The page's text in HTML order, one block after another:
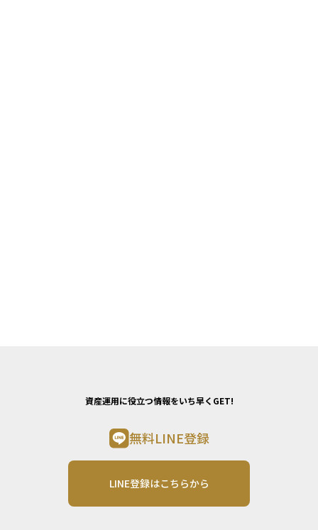
資産運用に役立つ情報をいち早くGET!
無料LINE登録
LINE登録はこちらから